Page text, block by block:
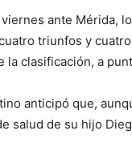
ante Mérida,
triunfos y
la clasificación, a
anticipó que,
salud de su hijo